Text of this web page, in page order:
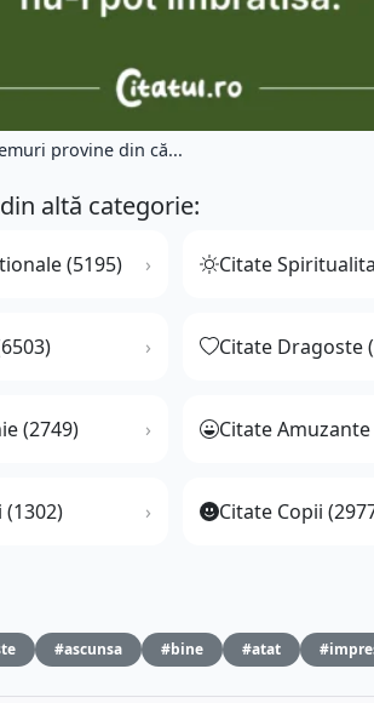
provine din că...
altă categorie:
(5195) Citate
Citate Dragoste
(2749) Citate Amuzante
Citate Copii
#ascunsa #bine #atat